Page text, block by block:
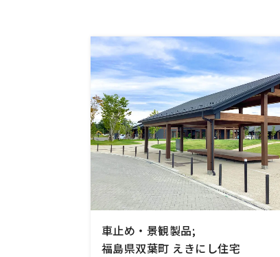
車止め・景観製品;
福島県双葉町 えきにし住宅